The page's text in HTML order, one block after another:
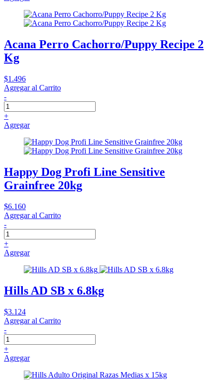
Acana Perro Cachorro/Puppy Recipe 2
Kg
$1.496
Agregar al Carrito
-
+
Agregar
Happy Dog Profi Line Sensitive
Grainfree 20kg
$6.160
Agregar al Carrito
-
+
Agregar
Hills AD SB x 6.8kg
$3.124
Agregar al Carrito
-
+
Agregar